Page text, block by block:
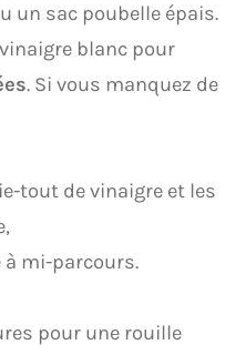
un sac poubelle épais.
blanc pour
. Si vous manquez de
tout de vinaigre et les
mi-parcours.
pour une rouille